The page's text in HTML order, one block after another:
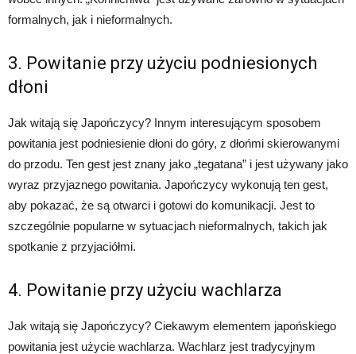
formalnych, jak i nieformalnych.
3. Powitanie przy użyciu podniesionych
dłoni
Jak witają się Japończycy? Innym interesującym sposobem
powitania jest podniesienie dłoni do góry, z dłońmi skierowanymi
do przodu. Ten gest jest znany jako „tegatana” i jest używany jako
wyraz przyjaznego powitania. Japończycy wykonują ten gest,
aby pokazać, że są otwarci i gotowi do komunikacji. Jest to
szczególnie popularne w sytuacjach nieformalnych, takich jak
spotkanie z przyjaciółmi.
4. Powitanie przy użyciu wachlarza
Jak witają się Japończycy? Ciekawym elementem japońskiego
powitania jest użycie wachlarza. Wachlarz jest tradycyjnym